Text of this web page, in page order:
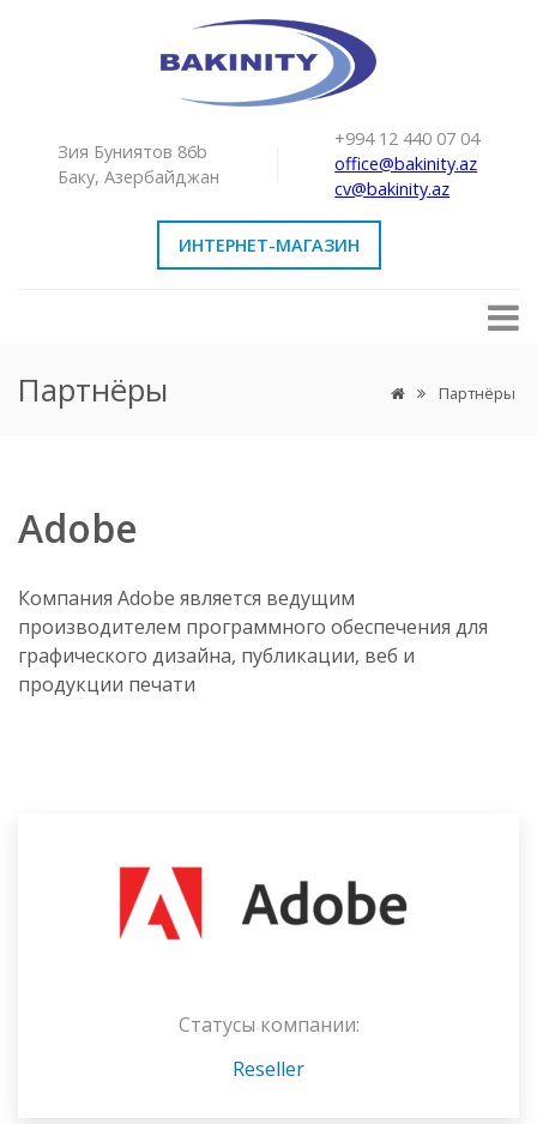
Зия Буниятов 86b
Баку, Азербайджан
+994 12 440 07 04
office@bakinity.az
cv@bakinity.az
ИНТЕРНЕТ-МАГАЗИН
Партнёры Партнёры
Adobe
Компания Adobe является ведущим
производителем программного обеспечения для
графического дизайна, публикации, веб и
продукции печати
Статусы компании:
Reseller